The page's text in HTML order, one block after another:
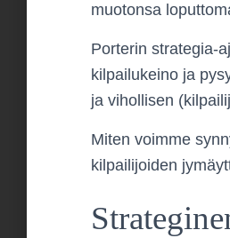
muotonsa
Porterin strategia-
kilpailukeino ja
ja vihollisen
Miten voimme
kilpailijoiden